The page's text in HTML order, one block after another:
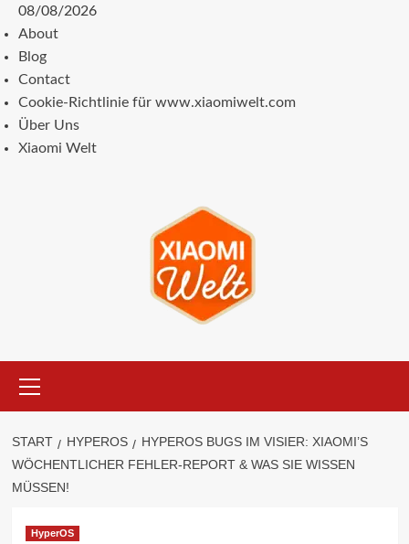
Zum
Inhalt
springen
08/08/2026
About
Blog
Contact
Cookie-Richtlinie für www.xiaomiwelt.com
Über Uns
Xiaomi Welt
Menü
START HYPEROS
HYPEROS BUGS IM VISIER: XIAOMI’S
WÖCHENTLICHER FEHLER-REPORT & WAS SIE WISSEN
MÜSSEN!
HyperOS